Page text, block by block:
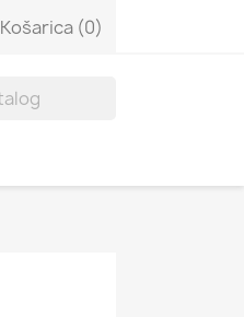
Košarica (0)